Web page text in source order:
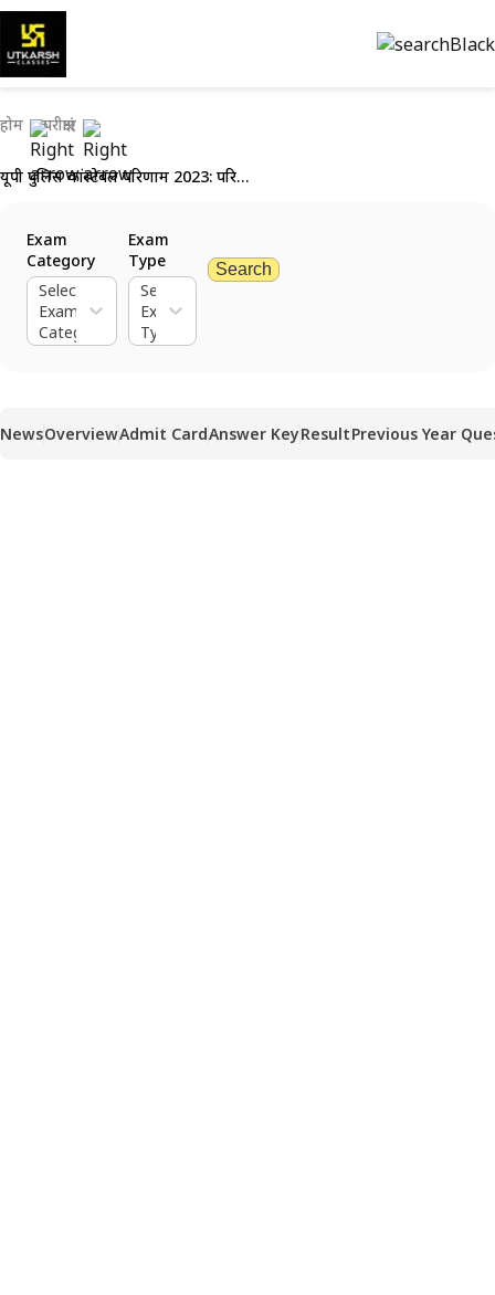
होम परीक्षाएं
यूपी पुलिस कांस्टेबल परिणाम 2023: परिणाम डाउनलोड लिंक प्राप्त करें
Exam
Category
Select
Exam
Category
Exam
Type
Select
Exam
Type
Search
NewsOverviewAdmit CardAnswer KeyResultPrevious Year